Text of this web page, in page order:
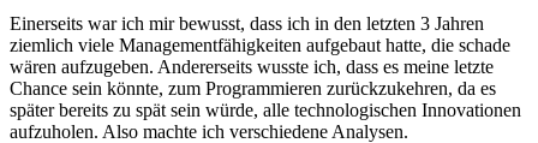
Einerseits war ich mir bewusst, dass ich in den letzten 3 Jahren
ziemlich viele Managementfähigkeiten aufgebaut hatte, die schade
wären aufzugeben. Andererseits wusste ich, dass es meine letzte
Chance sein könnte, zum Programmieren zurückzukehren, da es
später bereits zu spät sein würde, alle technologischen Innovationen
aufzuholen. Also machte ich verschiedene Analysen.